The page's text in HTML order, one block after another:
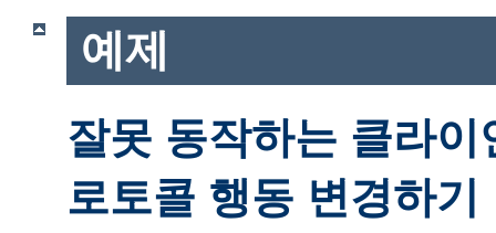
예제
잘못 동작하는 클라
로토콜 행동 변경하기